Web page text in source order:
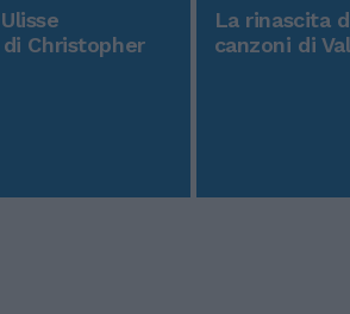
Christopher
La rinascita
canzoni di